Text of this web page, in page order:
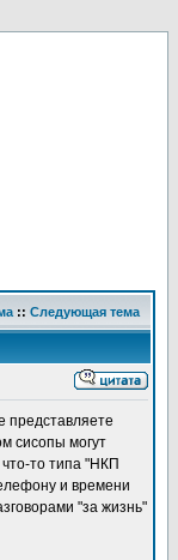
:: Следующая тема
представляете
сисопы могут
то типа "НКП
и времени
"за жизнь"